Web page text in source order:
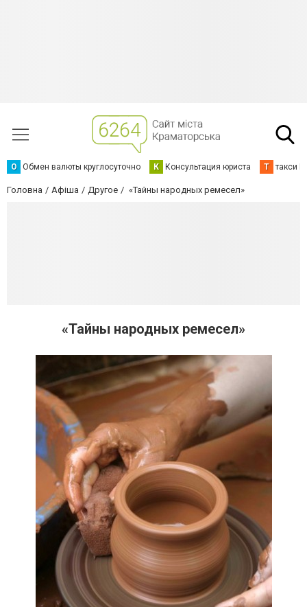
О Обмен валюты круглосуточно К Консультация юриста Т такси
Головна Афіша Другое «Тайны народных ремесел»
«Тайны народных ремесел»